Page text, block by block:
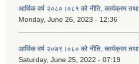
आर्थिक वर्ष २०८०।०८१ को नीति, कार्यक्रम
Monday, June 26, 2023 - 12:36
आर्थिक वर्ष २०७९।०८० को नीति, कार्यक्रम
Saturday, June 25, 2022 - 07:19